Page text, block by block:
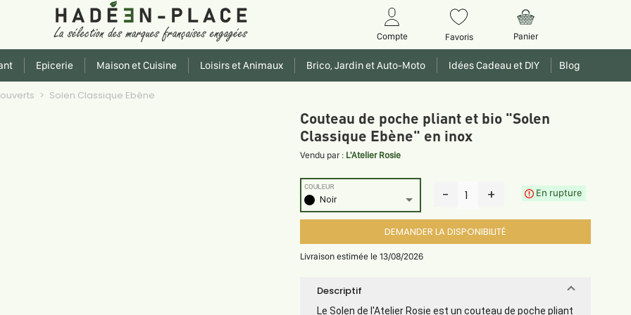
Compte Favoris Panier
Epicerie Maison et Cuisine Loisirs et Animaux Brico, Jardin et Auto-Moto Idées Cadeau et DIY Blog
Solen Classique Ebène
Couteau de poche pliant et bio "Solen
Classique Ebène" en inox
Vendu par : L'Atelier Rosie
Noir
COULEUR - 1 + En rupture
DEMANDER LA DISPONIBILITÉ
Livraison estimée le 13/08/2026
Descriptif
Le Solen de l'Atelier Rosie est un couteau de poche pliant